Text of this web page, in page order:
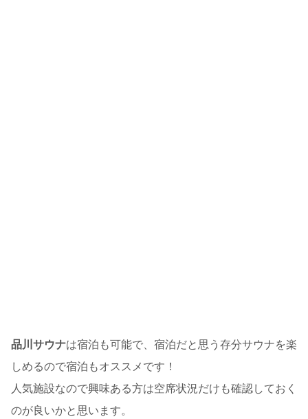
品川サウナは宿泊も可能で、宿泊だと思う存分サウナを楽
しめるので宿泊もオススメです！
人気施設なので興味ある方は空席状況だけも確認しておく
のが良いかと思います。